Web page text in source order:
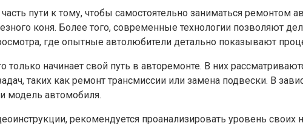
пути к тому, чтобы самостоятельно заниматься ремонтом
коня. Более того, современные технологии позволяют
где опытные автолюбители детально показывают
начинает свой путь в авторемонте. В них
таких как ремонт трансмиссии или замена подвески. В
модель автомобиля.
рекомендуется проанализировать уровень